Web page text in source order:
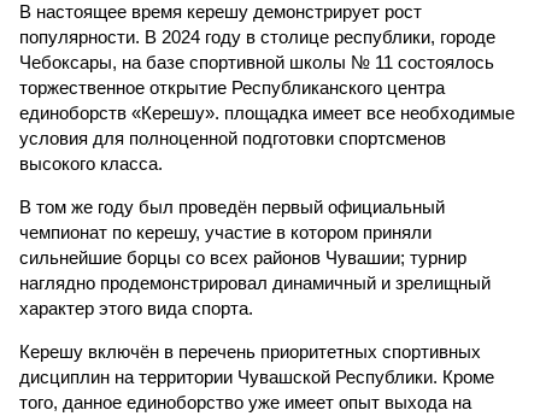
В настоящее время керешу демонстрирует рост
популярности. В 2024 году в столице республики, городе
Чебоксары, на базе спортивной школы № 11 состоялось
торжественное открытие Республиканского центра
единоборств «Керешу». площадка имеет все необходимые
условия для полноценной подготовки спортсменов
высокого класса.
В том же году был проведён первый официальный
чемпионат по керешу, участие в котором приняли
сильнейшие борцы со всех районов Чувашии; турнир
наглядно продемонстрировал динамичный и зрелищный
характер этого вида спорта.
Керешу включён в перечень приоритетных спортивных
дисциплин на территории Чувашской Республики. Кроме
того, данное единоборство уже имеет опыт выхода на